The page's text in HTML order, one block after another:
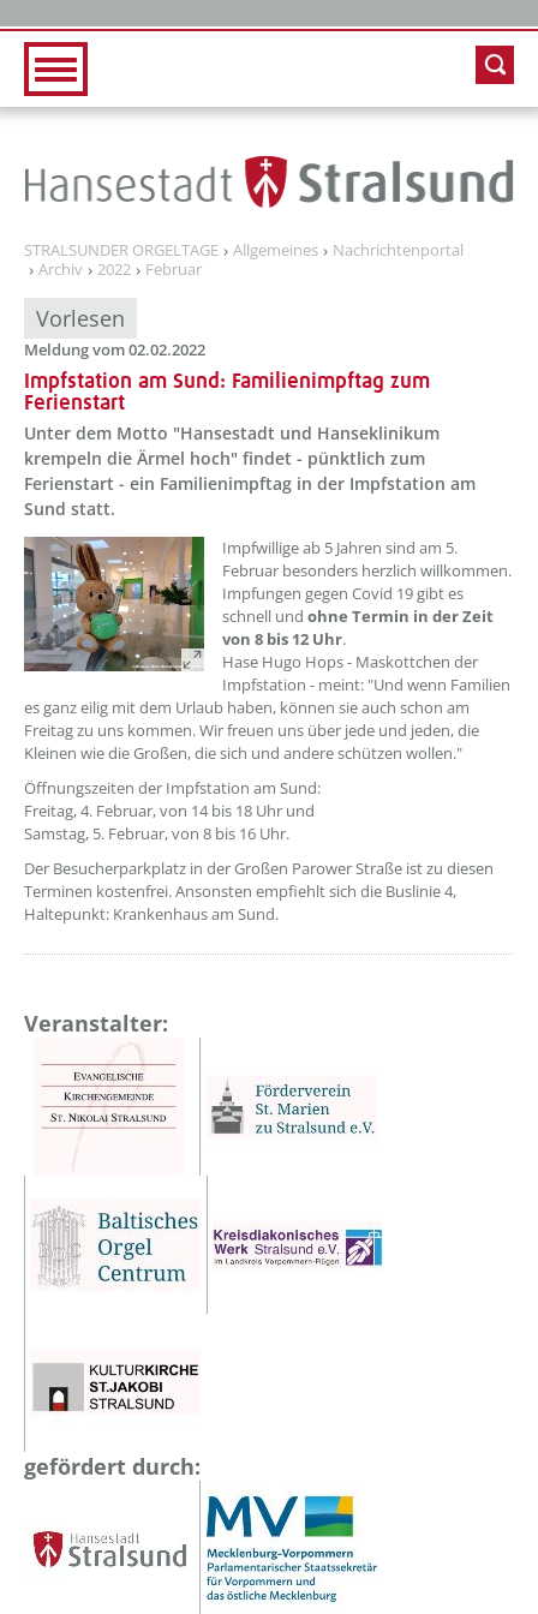
STRALSUNDER ORGELTAGE Allgemeines
Nachrichtenportal
Archiv
2022 Februar
Vorlesen
Meldung vom 02.02.2022
Impfstation am Sund: Familienimpftag zum
Ferienstart
Unter dem Motto "Hansestadt und Hanseklinikum
krempeln die Ärmel hoch" findet - pünktlich zum
Ferienstart - ein Familienimpftag in der Impfstation am
Sund statt.
Impfwillige ab 5 Jahren sind am 5.
Februar besonders herzlich willkommen.
Impfungen gegen Covid 19 gibt es
schnell und ohne Termin in der Zeit
von 8 bis 12 Uhr.
Hase Hugo Hops - Maskottchen der
Impfstation - meint: "Und wenn Familien
es ganz eilig mit dem Urlaub haben, können sie auch schon am
Freitag zu uns kommen. Wir freuen uns über jede und jeden, die
Kleinen wie die Großen, die sich und andere schützen wollen."
Öffnungszeiten der Impfstation am Sund:
Freitag, 4. Februar, von 14 bis 18 Uhr und
Samstag, 5. Februar, von 8 bis 16 Uhr.
Der Besucherparkplatz in der Großen Parower Straße ist zu diesen
Terminen kostenfrei. Ansonsten empfiehlt sich die Buslinie 4,
Haltepunkt: Krankenhaus am Sund.
Veranstalter:
gefördert durch: